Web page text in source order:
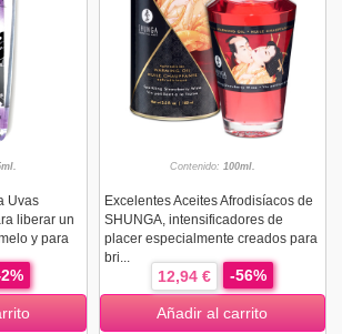
Uvas
liberar un
y para
Contenido: 100ml.
Excelentes Aceites Afrodisíacos de
SHUNGA, intensificadores de
placer especialmente creados para
bri...
12,94 € -56%
Añadir al carrito